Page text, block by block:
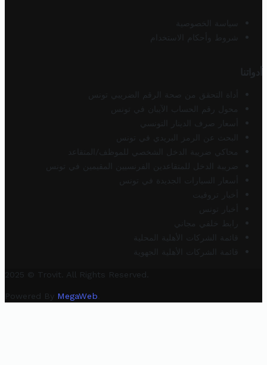
سياسة الخصوصية
شروط وأحكام الاستخدام
أدواتنا
أداة التحقق من صحة الرقم الضريبي تونس
محول رقم الحساب الآيبان في تونس
أسعار صرف الدينار التونسي
البحث عن الرمز البريدي في تونس
محاكي ضريبة الدخل الشخصي للموظف/المتقاعد
ضريبة الدخل للمتقاعدين الفرنسيين المقيمين في تونس
أسعار السيارات الجديدة في تونس
أخبار تروفيت
أخبار تونس
رابط خلفي مجاني
قائمة الشركات الأهلية المحلية
قائمة الشركات الأهلية الجهوية
2025 © Trovit. All Rights Reserved.
Powered By MegaWeb